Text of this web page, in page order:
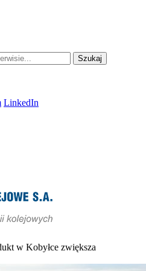
LinkedIn
w Kobyłce zwiększa